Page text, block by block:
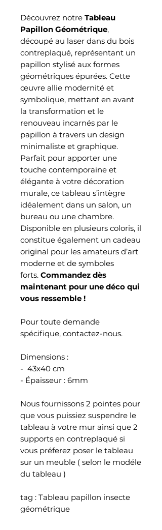
Découvrez notre Tableau
Papillon Géométrique,
découpé au laser dans du bois
contreplaqué, représentant un
papillon stylisé aux formes
géométriques épurées. Cette
œuvre allie modernité et
symbolique, mettant en avant
la transformation et le
renouveau incarnés par le
papillon à travers un design
minimaliste et graphique.
Parfait pour apporter une
touche contemporaine et
élégante à votre décoration
murale, ce tableau s’intègre
idéalement dans un salon, un
bureau ou une chambre.
Disponible en plusieurs coloris, il
constitue également un cadeau
original pour les amateurs d’art
moderne et de symboles
forts. Commandez dès
maintenant pour une déco qui
vous ressemble !
Pour toute demande
spécifique, contactez-nous.
Dimensions :
- 43x40 cm
- Épaisseur : 6mm
Nous fournissons 2 pointes pour
que vous puissiez suspendre le
tableau à votre mur ainsi que 2
supports en contreplaqué si
vous préferez poser le tableau
sur un meuble ( selon le modéle
du tableau )
tag : Tableau papillon insecte
géométrique